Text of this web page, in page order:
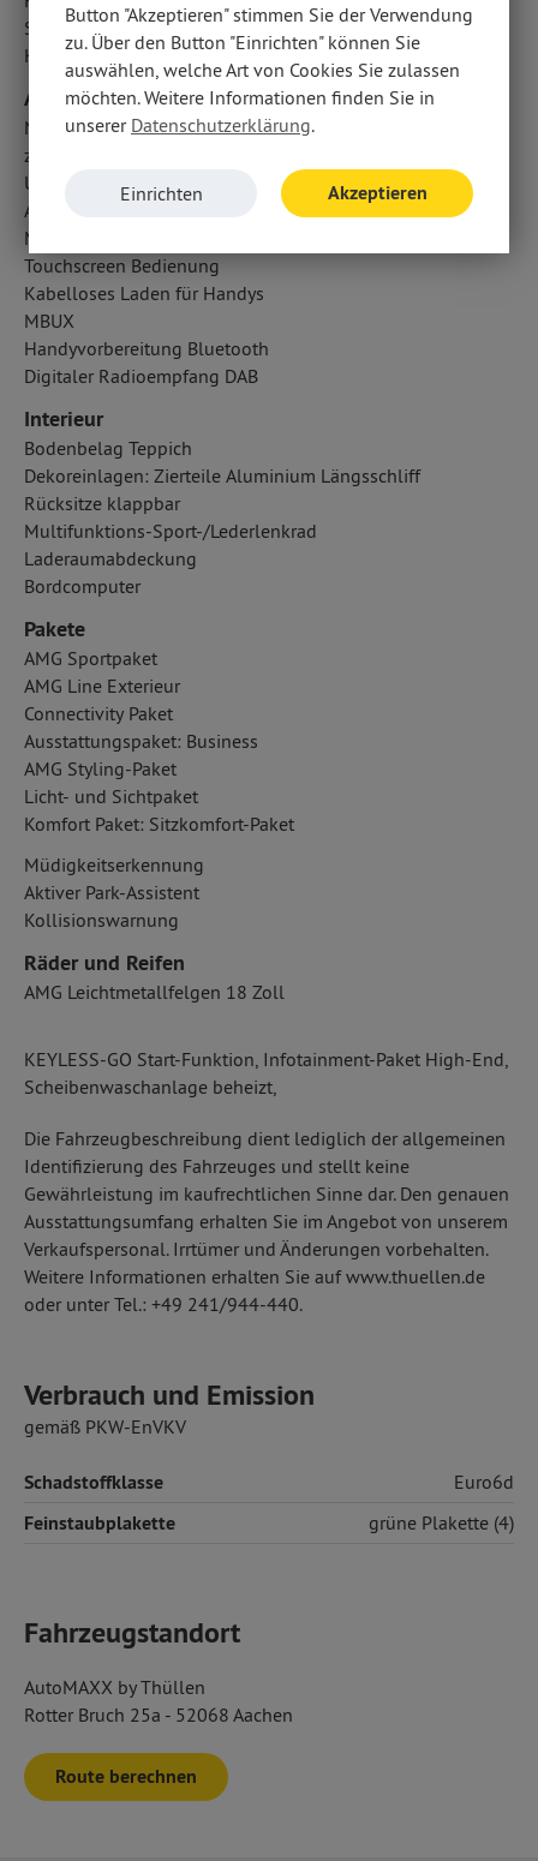
Seitenairbag vorn: Pelvisbag
Knieairbag Fahrer
Audio & Kommunikation
Navigationssystem: Augmented Reality für Navigation
zentrale Bedieneinheit: Touchpad in der Mittelkonsole
USB Anschluss, Bluetooth Audiostreaming
Android Auto u. Apple CarPlay
Multi-Funktions-Display: Media-Display
Touchscreen Bedienung
Kabelloses Laden für Handys
MBUX
Handyvorbereitung Bluetooth
Digitaler Radioempfang DAB
Interieur
Bodenbelag Teppich
Dekoreinlagen: Zierteile Aluminium Längsschliff
Rücksitze klappbar
Multifunktions-Sport-/Lederlenkrad
Laderaumabdeckung
Bordcomputer
Pakete
AMG Sportpaket
AMG Line Exterieur
Connectivity Paket
Ausstattungspaket: Business
AMG Styling-Paket
Licht- und Sichtpaket
Komfort Paket: Sitzkomfort-Paket
Müdigkeitserkennung
Aktiver Park-Assistent
Kollisionswarnung
Räder und Reifen
AMG Leichtmetallfelgen 18 Zoll
KEYLESS-GO Start-Funktion, Infotainment-Paket High-End,
Scheibenwaschanlage beheizt,
Die Fahrzeugbeschreibung dient lediglich der allgemeinen
Identifizierung des Fahrzeuges und stellt keine
Gewährleistung im kaufrechtlichen Sinne dar. Den genauen
Ausstattungsumfang erhalten Sie im Angebot von unserem
Verkaufspersonal. Irrtümer und Änderungen vorbehalten.
Weitere Informationen erhalten Sie auf www.thuellen.de
oder unter Tel.: +49 241/944-440.
Verbrauch und Emission
gemäß PKW-EnVKV
Schadstoffklasse Euro6d
Feinstaubplakette grüne Plakette (4)
Fahrzeugstandort
AutoMAXX by Thüllen
Rotter Bruch 25a - 52068 Aachen
Route berechnen
Button "Akzeptieren" stimmen Sie der Verwendung
zu. Über den Button "Einrichten" können Sie
auswählen, welche Art von Cookies Sie zulassen
möchten. Weitere Informationen finden Sie in
unserer Datenschutzerklärung.
Einrichten Akzeptieren